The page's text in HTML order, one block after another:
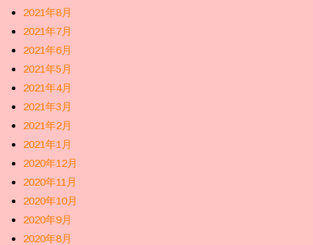
2021年8月
2021年7月
2021年6月
2021年5月
2021年4月
2021年3月
2021年2月
2021年1月
2020年12月
2020年11月
2020年10月
2020年9月
2020年8月